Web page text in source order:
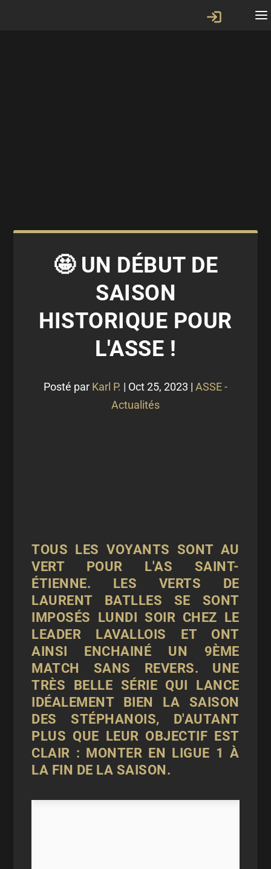
🤩 UN DÉBUT DE
SAISON
HISTORIQUE POUR
L'ASSE !
Posté par Karl P. | Oct 25, 2023 | ASSE -
Actualités
TOUS LES VOYANTS SONT AU
VERT POUR L'AS SAINT-
ÉTIENNE. LES VERTS DE
LAURENT BATLLES SE SONT
IMPOSÉS LUNDI SOIR CHEZ LE
LEADER LAVALLOIS ET ONT
AINSI ENCHAINÉ UN 9ÈME
MATCH SANS REVERS. UNE
TRÈS BELLE SÉRIE QUI LANCE
IDÉALEMENT BIEN LA SAISON
DES STÉPHANOIS, D'AUTANT
PLUS QUE LEUR OBJECTIF EST
CLAIR : MONTER EN LIGUE 1 À
LA FIN DE LA SAISON.